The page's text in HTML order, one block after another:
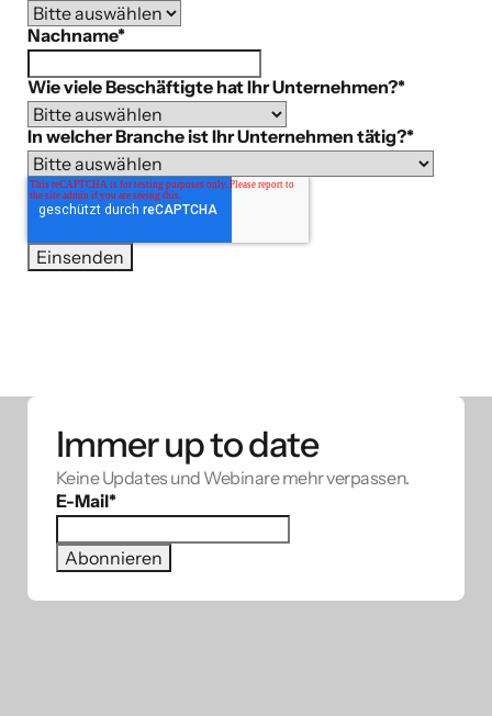
Nachname*
Wie viele Beschäftigte hat Ihr Unternehmen?*
In welcher Branche ist Ihr Unternehmen tätig?*
Immer up to date
Keine Updates und Webinare mehr verpassen.
E-Mail*